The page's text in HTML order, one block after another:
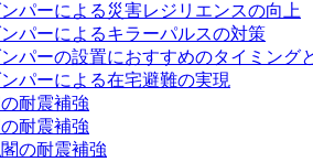
パーによる災害レジリエンスの向上
パーによるキラーパルスの対策
パーの設置におすすめのタイミング
パーによる在宅避難の実現
耐震補強
耐震補強
の耐震補強